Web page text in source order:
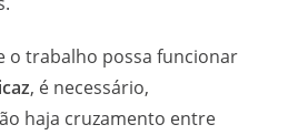
o trabalho possa funcionar
, é necessário,
haja cruzamento entre